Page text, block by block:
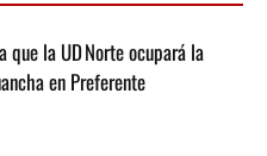
que la UD Norte ocupará la
en Preferente